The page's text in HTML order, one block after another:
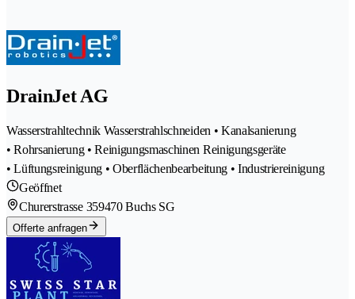
DrainJet AG
Wasserstrahltechnik Wasserstrahlschneiden • Kanalsanierung
• Rohrsanierung • Reinigungsmaschinen Reinigungsgeräte
• Lüftungsreinigung • Oberflächenbearbeitung • Industriereinigung
Geöffnet
Churerstrasse 359470 Buchs SG
Offerte anfragen